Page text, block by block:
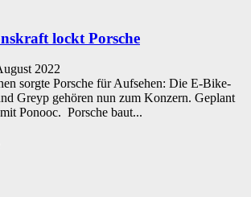
lockt Porsche
2022
sorgte Porsche für Aufsehen: Die E-Bike-
Greyp gehören nun zum Konzern. Geplant
Ponooc. Porsche baut...